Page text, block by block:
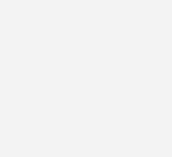
im Gebiet West für Luft- und
im Einsatz.
Ansprechpartner